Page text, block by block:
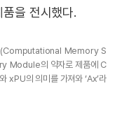
품을 전시했다.
Memory S
Module의 약자로 제품에 C
xPU의 의미를 가져와 ‘Ax’라